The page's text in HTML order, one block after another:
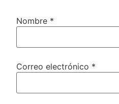
Nombre *
Correo electrónico *